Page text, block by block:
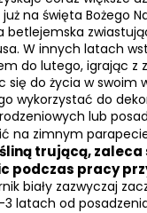
na święta Bożego
betlejemska
W innych latach
do lutego, igrając z
się do życia w swoim
wykorzystać do
lub
na zimnym
trującą, zaleca
podczas pracy
biały zazwyczaj
3 latach od